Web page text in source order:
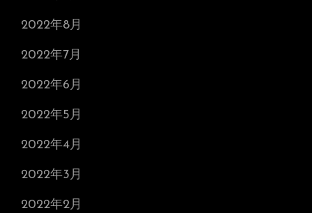
2022年8月
2022年7月
2022年6月
2022年5月
2022年4月
2022年3月
2022年2月